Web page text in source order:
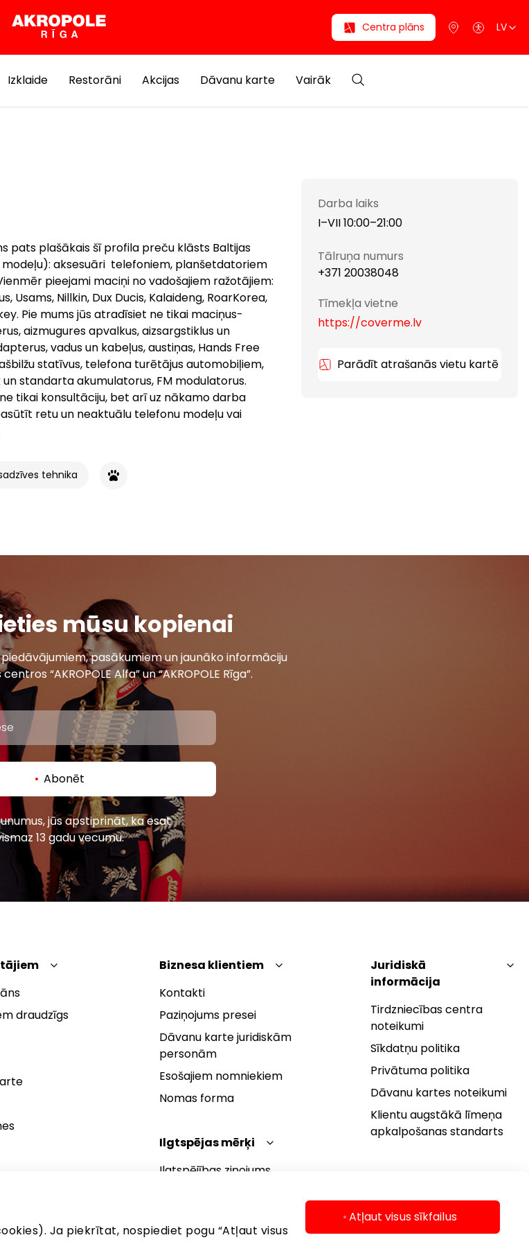
Ja piekrītat, nospiediet pogu “Atļaut visus
Atļaut visus sīkfailus
Centra plāns LV
Izklaide Restorāni Akcijas Dāvanu karte Vairāk
pats plašākais šī profila preču klāsts Baltijas
aksesuāri telefoniem, planšetdatoriem
pieejami maciņi no vadošajiem ražotājiem:
Usams, Nillkin, Dux Ducis, Kalaideng, RoarKorea,
Pie mums jūs atradīsiet ne tikai maciņus-
aizmugures apvalkus, aizsargstiklus un
vadus un kabeļus, austiņas, Hands Free
statīvus, telefona turētājus automobiļiem,
standarta akumulatorus, FM modulatorus.
tikai konsultāciju, bet arī uz nākamo darba
retu un neaktuālu telefonu modeļu vai
tehnika
Darba laiks
I–VII 10:00–21:00
Tālruņa numurs
+371 20038048
Tīmekļa vietne
https://coverme.lv
Parādīt atrašanās vietu kartē
mūsu kopienai
pasākumiem un jaunāko informāciju
“AKROPOLE Alfa” un “AKROPOLE Rīga”.
Abonēt
jūs apstiprināt, ka esat
13 gadu vecumu.
draudzīgs
Biznesa klientiem
Kontakti
Paziņojums presei
Dāvanu karte juridiskām
personām
Esošajiem nomniekiem
Nomas forma
Ilgtspējas mērķi
Ilgtspējības ziņojums
Juridiskā
informācija
Tirdzniecības centra
noteikumi
Sīkdatņu politika
Privātuma politika
Dāvanu kartes noteikumi
Klientu augstākā līmeņa
apkalpošanas standarts